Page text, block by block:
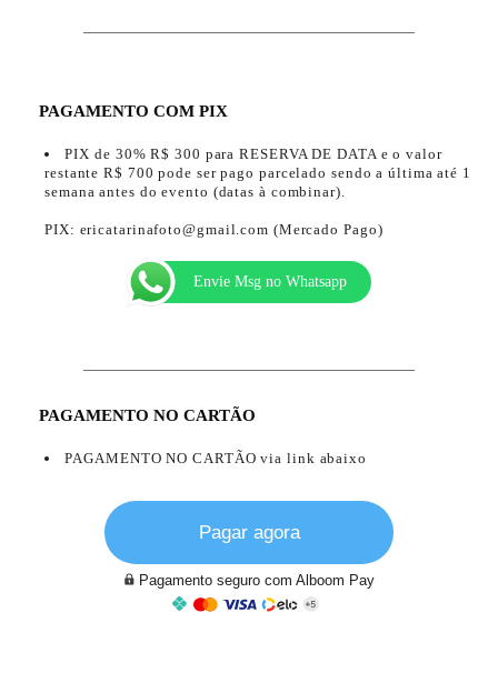
PAGAMENTO COM PIX
PIX de 30% R$ 300 para RESERVA DE DATA e o valor
restante R$ 700 pode ser pago parcelado sendo a última até 1
semana antes do evento (datas à combinar).
PIX: ericatarinafoto@gmail.com (Mercado Pago)
Envie Msg no Whatsapp
PAGAMENTO NO CARTÃO
PAGAMENTO NO CARTÃO via link abaixo
Pagar agora
Pagamento seguro com Alboom Pay